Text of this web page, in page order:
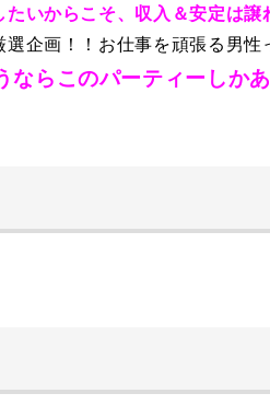
たいからこそ、収入＆安定は
企画！！お仕事を頑張る男
らこのパーティーしか